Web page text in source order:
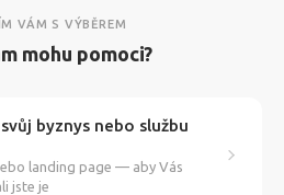
VÁM S VÝBĚREM
mohu pomoci?
byznys nebo službu
landing page — aby Vás
jste je